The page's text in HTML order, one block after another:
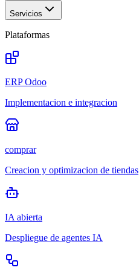
Servicios
Plataformas
ERP Odoo
Implementacion e integracion
comprar
Creacion y optimizacion de tiendas
IA abierta
Despliegue de agentes IA